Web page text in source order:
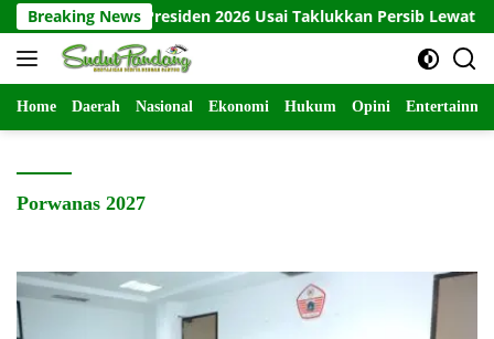
Langsung
ke
konten
Breaking News
Juara Piala Presiden 2026 Usai Taklukkan Persib Lewat Adu
Home Daerah Nasional Ekonomi Hukum Opini
Porwanas 2027